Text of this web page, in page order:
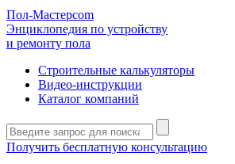
Пол-Мастерcom
Энциклопедия по устройству
и ремонту пола
Строительные калькуляторы
Видео-инструкции
Каталог компаний
Получить бесплатную консультацию